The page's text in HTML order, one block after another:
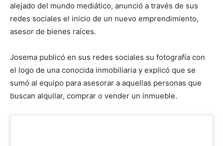
alejado del mundo mediático, anunció a través de sus
redes sociales el inicio de un nuevo emprendimiento,
asesor de bienes raíces.
Josema publicó en sus redes sociales su fotografía con
el logo de una conocida inmobiliaria y explicó que se
sumó al equipo para asesorar a aquellas personas que
buscan alquilar, comprar o vender un inmueble.